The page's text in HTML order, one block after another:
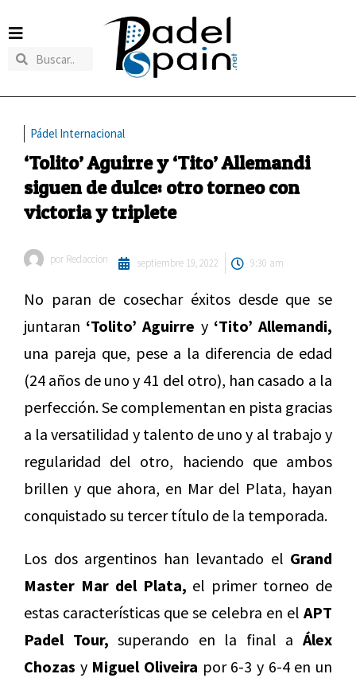
Pádel Internacional
‘Tolito’ Aguirre y ‘Tito’ Allemandi
siguen de dulce: otro torneo con
victoria y triplete
por Redaccion septiembre 19, 2022 9:30 am
No paran de cosechar éxitos desde que se
juntaran ‘Tolito’ Aguirre y ‘Tito’ Allemandi,
una pareja que, pese a la diferencia de edad
(24 años de uno y 41 del otro), han casado a la
perfección. Se complementan en pista gracias
a la versatilidad y talento de uno y al trabajo y
regularidad del otro, haciendo que ambos
brillen y que ahora, en Mar del Plata, hayan
conquistado su tercer título de la temporada.
Los dos argentinos han levantado el Grand
Master Mar del Plata, el primer torneo de
estas características que se celebra en el APT
Padel Tour, superando en la final aÁlex
Chozas y Miguel Oliveira por 6-3 y 6-4 en un